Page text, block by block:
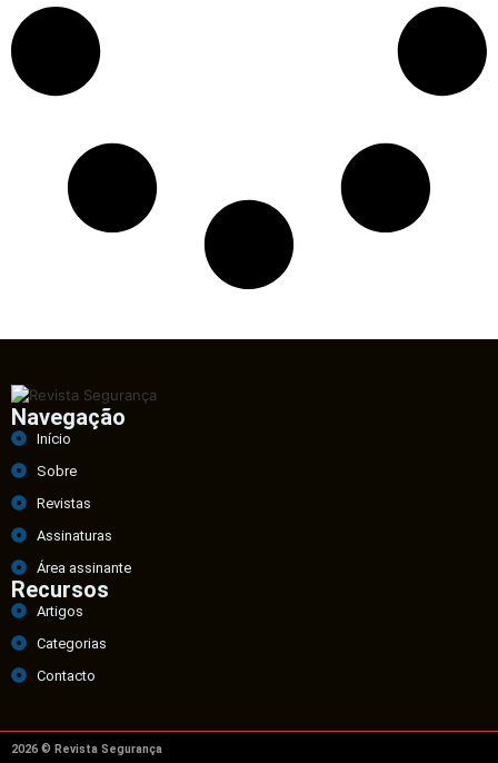
Navegação
Início
Sobre
Revistas
Assinaturas
Área assinante
Recursos
Artigos
Categorias
Contacto
2026 © Revista Segurança